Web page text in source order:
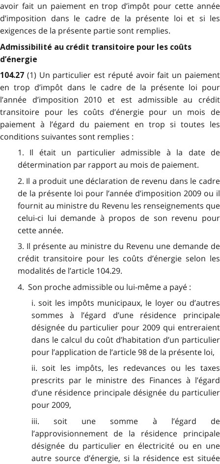
avoir fait un paiement en trop d’impôt pour cette année
d’imposition dans le cadre de la présente loi et si les
exigences de la présente partie sont remplies.
Admissibilité au crédit transitoire pour les coûts
d’énergie
104.27 (1) Un particulier est réputé avoir fait un paiement
en trop d’impôt dans le cadre de la présente loi pour
l’année d’imposition 2010 et est admissible au crédit
transitoire pour les coûts d’énergie pour un mois de
paiement à l’égard du paiement en trop si toutes les
conditions suivantes sont remplies :
1. Il était un particulier admissible à la date de
détermination par rapport au mois de paiement.
2. Il a produit une déclaration de revenu dans le cadre
de la présente loi pour l’année d’imposition 2009 ou il
fournit au ministre du Revenu les renseignements que
celui-ci lui demande à propos de son revenu pour
cette année.
3. Il présente au ministre du Revenu une demande de
crédit transitoire pour les coûts d’énergie selon les
modalités de l’article 104.29.
4. Son proche admissible ou lui-même a payé :
i. soit les impôts municipaux, le loyer ou d’autres
sommes à l’égard d’une résidence principale
désignée du particulier pour 2009 qui entreraient
dans le calcul du coût d’habitation d’un particulier
pour l’application de l’article 98 de la présente loi,
ii. soit les impôts, les redevances ou les taxes
prescrits par le ministre des Finances à l’égard
d’une résidence principale désignée du particulier
pour 2009,
iii. soit une somme à l’égard de
l’approvisionnement de la résidence principale
désignée du particulier en électricité ou en une
autre source d’énergie, si la résidence est située